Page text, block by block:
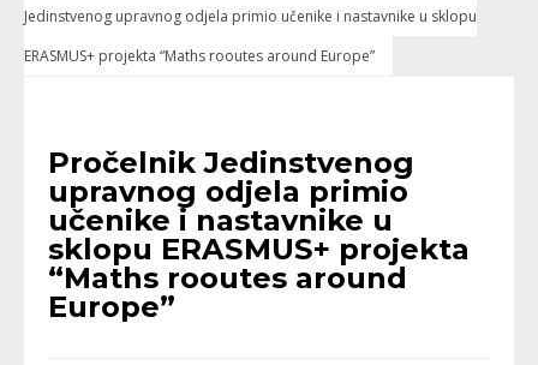
Jedinstvenog upravnog odjela primio učenike i nastavnike u sklopu
ERASMUS+ projekta “Maths rooutes around Europe”
Pročelnik Jedinstvenog
upravnog odjela primio
učenike i nastavnike u
sklopu ERASMUS+ projekta
“Maths rooutes around
Europe”